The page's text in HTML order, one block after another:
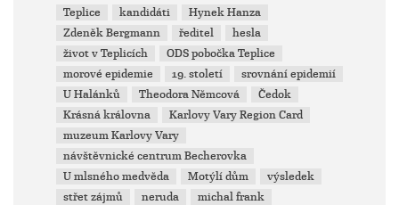
Teplice
kandidáti
Hynek Hanza
Zdeněk Bergmann
ředitel
hesla
život v Teplicích
ODS pobočka Teplice
morové epidemie
19. století
srovnání epidemií
U Halánků
Theodora Němcová
Čedok
Krásná královna
Karlovy Vary Region Card
muzeum Karlovy Vary
návštěvnické centrum Becherovka
U mlsného medvěda
Motýlí dům
výsledek
střet zájmů
neruda
michal frank